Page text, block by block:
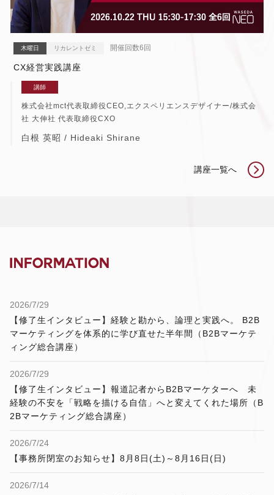
木曜日 リカレントゼミ 開催回数6回
CX経営実践講座
講師
株式会社mct代表取締役CEO,エクスペリエンスデザイナー/株式会
社 大伸社 代表取締役CXO
白根 英昭 / Hideaki Shirane
講座一覧へ
2026/7/29
【修了生インタビュー】経験と勘から、論理と実践へ。 B2B
マーケティングを体系的に学び直せた半年間（B2Bマーケテ
ィング総合講座）
2026/7/29
【修了生インタビュー】報道記者からB2Bマーケターへ 未
経験の不安を「戦略を描ける自信」へと変えてくれた場所（B
2Bマーケティング総合講座）
2026/7/24
【事務所閉室のお知らせ】8月8日(土)～8月16日(日)
2026/7/14